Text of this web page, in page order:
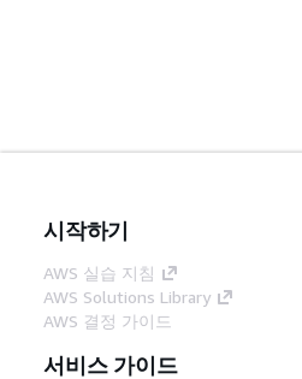
시작하기
AWS 실습 지침
AWS Solutions Library
AWS 결정 가이드
서비스 가이드